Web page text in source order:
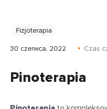
Fizjoterapia
30 czerwca, 2022 Czas
Pinoterapia